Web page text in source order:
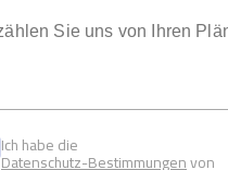
Ich habe die
Datenschutz-Bestimmungenvon